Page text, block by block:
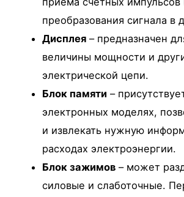
преобразования сигнала в
Дисплея – предназначен
величины мощности и
электрической цепи.
Блок памяти –
электронных моделях,
и извлекать нужную
расходах электроэнергии.
Блок зажимов – может
силовые и слаботочные.